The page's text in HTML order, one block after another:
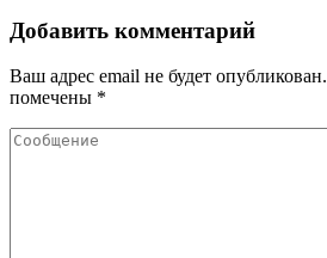
Добавить комментарий
Ваш адрес email не будет опубликован.
помечены *